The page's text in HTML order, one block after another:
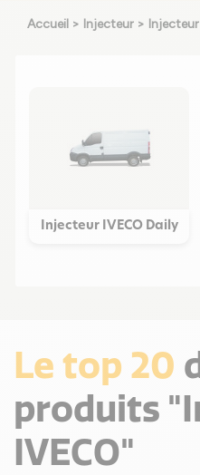
Accueil > Injecteur >
Injecteur IVECO Daily
Le top 20
produits
IVECO"